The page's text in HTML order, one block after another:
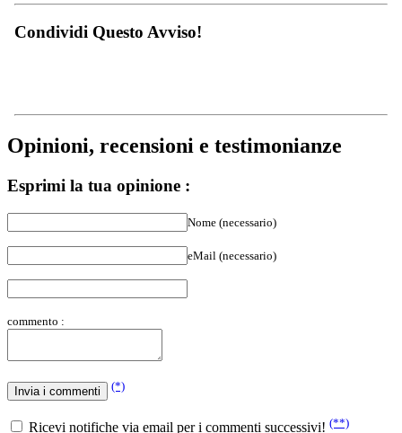
Condividi Questo Avviso!
Opinioni, recensioni e testimonianze
Esprimi la tua opinione :
Nome (necessario)
eMail (necessario)
commento :
(*)
Ricevi notifiche via email per i commenti successivi! (**)